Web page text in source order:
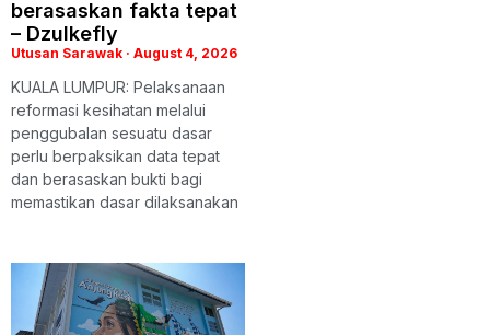
berasaskan fakta tepat
– Dzulkefly
Utusan Sarawak August 4, 2026
KUALA LUMPUR: Pelaksanaan
reformasi kesihatan melalui
penggubalan sesuatu dasar
perlu berpaksikan data tepat
dan berasaskan bukti bagi
memastikan dasar dilaksanakan